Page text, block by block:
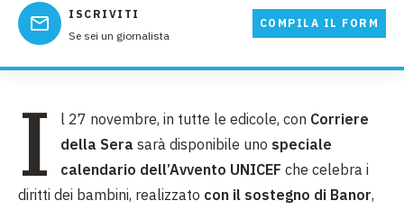
ISCRIVITI
Se sei un giornalista
COMPILA IL FORM
I l 27 novembre, in tutte le edicole, con Corriere
della Sera sarà disponibile uno speciale
calendario dell’Avvento UNICEF che celebra i
diritti dei bambini, realizzato con il sostegno di Banor,